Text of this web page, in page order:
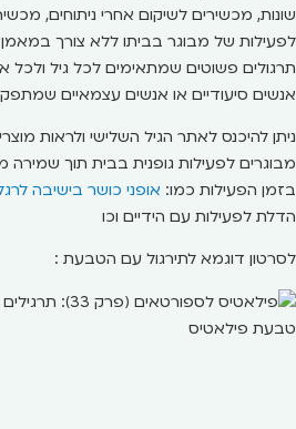
שונות, מכשירים לשיקום אחרי ניתוחים,
לפעילות של מבוגר בביתו ללא צורך
תרגולים פשוטים שמתאימים לכל גיל
אנשים סיעודיים או אנשים עצמאיים
ניתן להיכנס לאתר הגיל השלישי ולראות
מבוגרים לפעילות גופנית בבית תוך שמירה
בזמן הפעילות כמו: אופני כושר בישיבה
הדלת לפעילות עם הידיים וכו
לסרטון דוגמא לתירגול עם הטבעת :